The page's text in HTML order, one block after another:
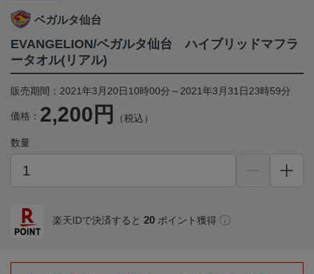
ベガルタ仙台
EVANGELION/ベガルタ仙台 ハイブリッドマフラ
ータオル(リアル)
販売期間：2021年3月20日10時00分～2021年3月31日23時59分
価格： 2,200円 （税込）
数量
楽天IDで決済すると 20 ポイント獲得